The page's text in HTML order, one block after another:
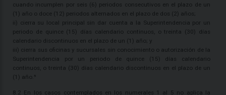
cuando incumplen por seis (6) periodos consecutivos en el plazo de un
(1) año o doce (12) periodos alternados en el plazo de dos (2) años;
ii) cierra su local principal sin dar cuenta a la Superintendencia por un
periodo de quince (15) días calendario continuos, o treinta (30) días
calendario discontinuos en el plazo de un (1) año; y
iii) cierra sus oficinas y sucursales sin conocimiento o autorización de la
Superintendencia por un periodo de quince (15) días calendario
continuos, o treinta (30) días calendario discontinuos en el plazo de un
(1) año.⁵
8.2 En los casos contemplados en los numerales 1 al 5 no aplica la